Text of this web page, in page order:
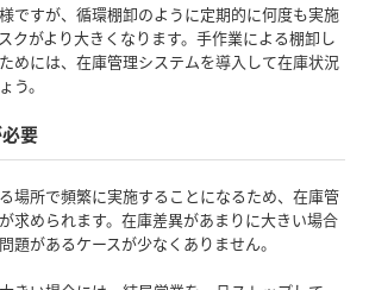
ですが、循環棚卸のように定期的に何度も実施
クがより大きくなります。手作業による棚卸し
めには、在庫管理システムを導入して在庫状況
う。
要
場所で頻繁に実施することになるため、在庫管
求められます。在庫差異があまりに大きい場合
題があるケースが少なくありません。